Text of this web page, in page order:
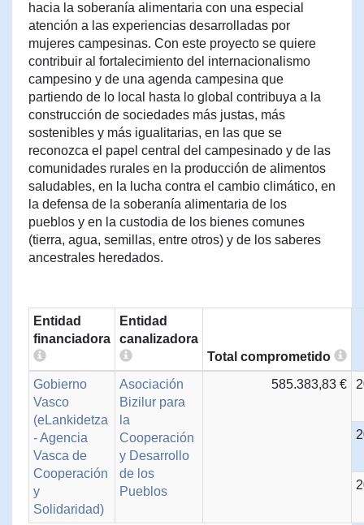
hacia la soberanía alimentaria con una especial
atención a las experiencias desarrolladas por
mujeres campesinas. Con este proyecto se quiere
contribuir al fortalecimiento del internacionalismo
campesino y de una agenda campesina que
partiendo de lo local hasta lo global contribuya a la
construcción de sociedades más justas, más
sostenibles y más igualitarias, en las que se
reconozca el papel central del campesinado y de las
comunidades rurales en la producción de alimentos
saludables, en la lucha contra el cambio climático, en
la defensa de la soberanía alimentaria de los
pueblos y en la custodia de los bienes comunes
(tierra, agua, semillas, entre otros) y de los saberes
ancestrales heredados.
Entidad
financiadora
Entidad
canalizadora
Total comprometido
Gobierno
Vasco
(eLankidetza
- Agencia
Vasca de
Cooperación
y
Solidaridad)
Asociación
Bizilur para
la
Cooperación
y Desarrollo
de los
Pueblos
585.383,83 €